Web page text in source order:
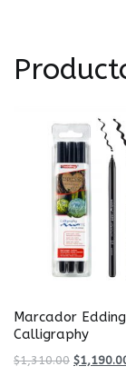
Marcador Edding
Calligraphy
$1,310.00 $